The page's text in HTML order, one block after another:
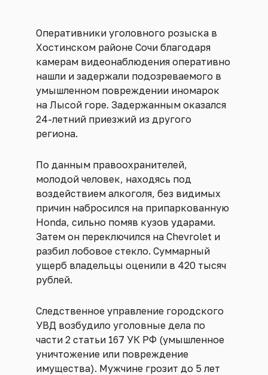
Оперативники уголовного розыска в
Хостинском районе Сочи благодаря
камерам видеонаблюдения оперативно
нашли и задержали подозреваемого в
умышленном повреждении иномарок
на Лысой горе. Задержанным оказался
24-летний приезжий из другого
региона.
По данным правоохранителей,
молодой человек, находясь под
воздействием алкоголя, без видимых
причин набросился на припаркованную
Honda, сильно помяв кузов ударами.
Затем он переключился на Chevrolet и
разбил лобовое стекло. Суммарный
ущерб владельцы оценили в 420 тысяч
рублей.
Следственное управление городского
УВД возбудило уголовные дела по
части 2 статьи 167 УК РФ (умышленное
уничтожение или повреждение
имущества). Мужчине грозит до 5 лет